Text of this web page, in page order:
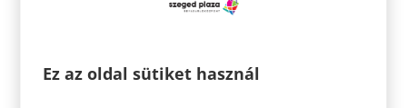
Ez az oldal sütiket használ